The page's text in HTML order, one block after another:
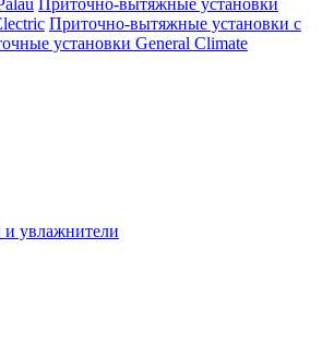
Приточно-вытяжные установки
Приточно-вытяжные установки с
установки General Climate
и увлажнители